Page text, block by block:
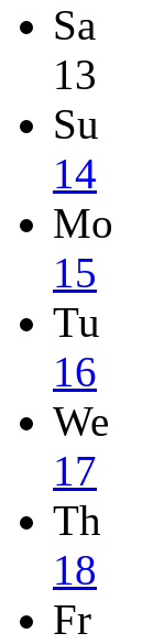
Sa
13
Su
14
Mo
15
Tu
16
We
17
Th
18
Fr